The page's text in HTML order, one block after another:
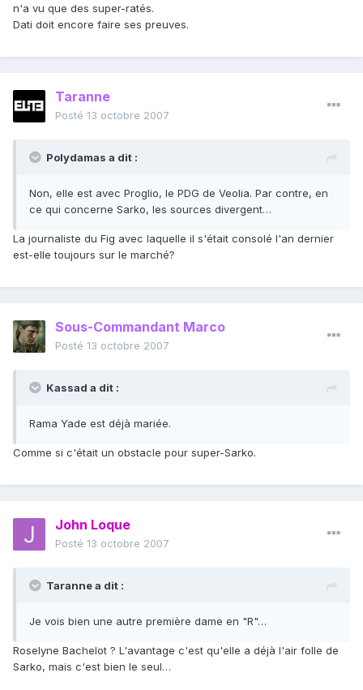
n'a vu que des super-ratés.
Dati doit encore faire ses preuves.
Taranne
Posté 13 octobre 2007
Polydamas a dit :
Non, elle est avec Proglio, le PDG de Veolia. Par contre, en
ce qui concerne Sarko, les sources divergent…
La journaliste du Fig avec laquelle il s'était consolé l'an dernier
est-elle toujours sur le marché?
Sous-Commandant Marco
Posté 13 octobre 2007
Kassad a dit :
Rama Yade est déjà mariée.
Comme si c'était un obstacle pour super-Sarko.
John Loque
Posté 13 octobre 2007
Taranne a dit :
Je vois bien une autre première dame en "R"…
Roselyne Bachelot ? L'avantage c'est qu'elle a déjà l'air folle de
Sarko, mais c'est bien le seul…